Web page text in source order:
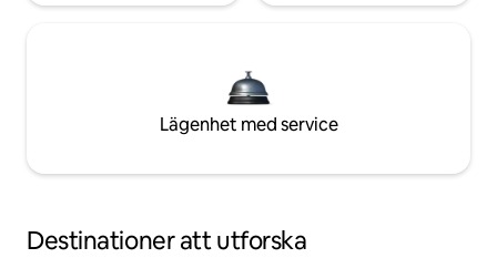
Lägenhet med service
Destinationer att utforska